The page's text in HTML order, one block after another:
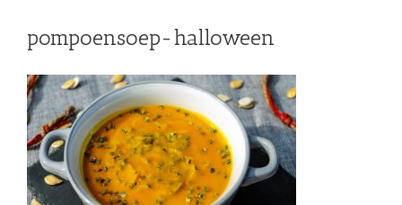
pompoensoep-halloween